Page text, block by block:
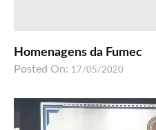
Homenagens da Fumec
Posted On: 17/05/2020